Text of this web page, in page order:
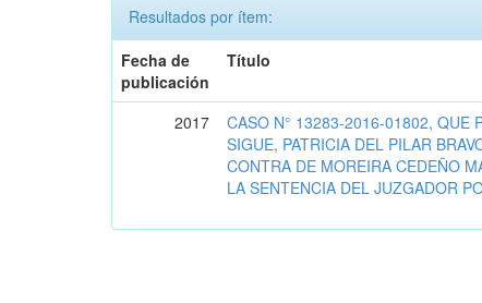
Resultados por ítem:
Fecha de
publicación
Título
2017
CASO N° 13283-2016-01802, QUE
SIGUE, PATRICIA DEL PILAR
CONTRA DE MOREIRA CEDEÑO
LA SENTENCIA DEL JUZGADOR